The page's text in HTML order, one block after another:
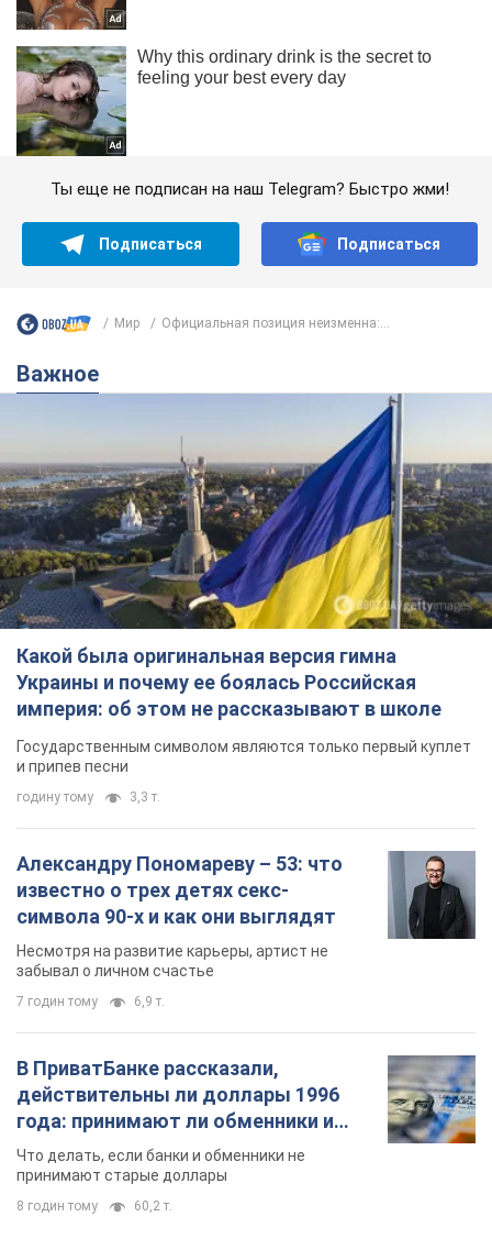
Ты еще не подписан на наш Telegram? Быстро жми!
Подписаться Подписаться
Мир Официальная позиция неизменна:...
Важное
Какой была оригинальная версия гимна
Украины и почему ее боялась Российская
империя: об этом не рассказывают в школе
Государственным символом являются только первый куплет
и припев песни
годину тому 3,3 т.
Александру Пономареву – 53: что
известно о трех детях секс-
символа 90-х и как они выглядят
Несмотря на развитие карьеры, артист не
забывал о личном счастье
7 годин тому 6,9 т.
В ПриватБанке рассказали,
действительны ли доллары 1996
года: принимают ли обменники и
банки такие купюры
Что делать, если банки и обменники не
принимают старые доллары
8 годин тому 60,2 т.